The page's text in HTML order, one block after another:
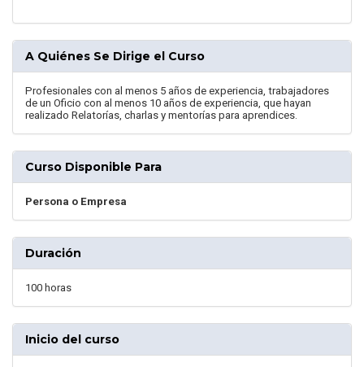
A Quiénes Se Dirige el Curso
Profesionales con al menos 5 años de experiencia, trabajadores
de un Oficio con al menos 10 años de experiencia, que hayan
realizado Relatorías, charlas y mentorías para aprendices.
Curso Disponible Para
Persona o Empresa
Duración
100 horas
Inicio del curso